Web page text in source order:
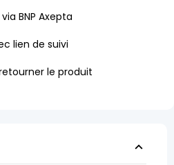
BNP Axepta
lien de suivi
le produit